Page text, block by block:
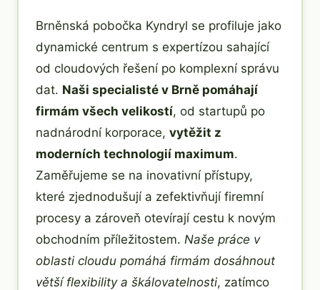
Brněnská pobočka Kyndryl se profiluje jako
dynamické centrum s expertízou sahající
od cloudových řešení po komplexní správu
dat. Naši specialisté v Brně pomáhají
firmám všech velikostí, od startupů po
nadnárodní korporace, vytěžit z
moderních technologií maximum.
Zaměřujeme se na inovativní přístupy,
které zjednodušují a zefektivňují firemní
procesy a zároveň otevírají cestu k novým
obchodním příležitostem. Naše práce v
oblasti cloudu pomáhá firmám dosáhnout
větší flexibility a škálovatelnosti, zatímco